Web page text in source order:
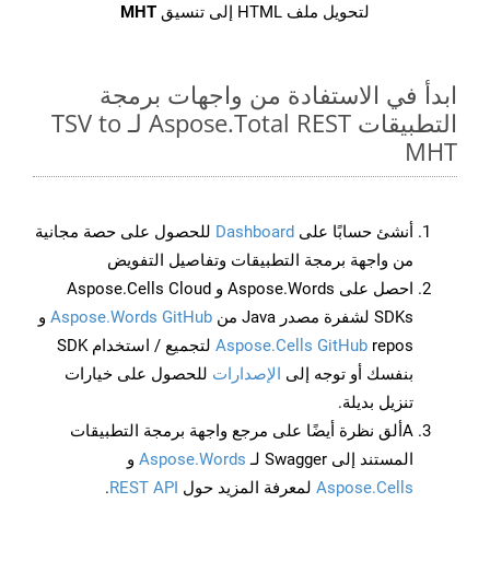
لتحويل ملف HTML إلى تنسيق
MHT
ابدأ في الاستفادة من واجهات برمجة
التطبيقات Aspose.Total REST لـ TSV to
MHT
أنشئ حسابًا على Dashboard للحصول على حصة مجانية
من واجهة برمجة التطبيقات وتفاصيل التفويض
احصل على Aspose.Words و Aspose.Cells Cloud
SDKs لشفرة مصدر Java من
Aspose.Words GitHub و
Aspose.Cells GitHub
repos لتجميع / استخدام SDK
بنفسك أو توجه إلى الإصدارات للحصول على خيارات
تنزيل بديلة.
Aألق نظرة أيضًا على مرجع واجهة برمجة التطبيقات
المستند إلى Swagger لـ
Aspose.Words و
Aspose.Cells لمعرفة المزيد حول REST API
.